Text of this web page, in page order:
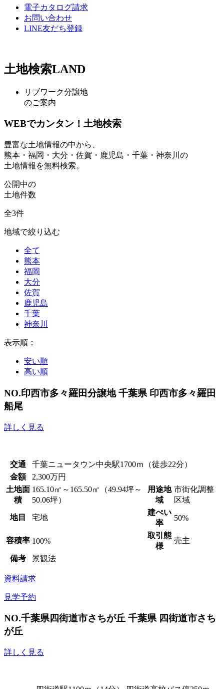
電子カタログ請求
お問い合わせ
LINE友だち登録
土地検索LAND
リブワーク分譲地
のご案内
WEBでカンタン！土地検索
豊富な土地情報の中から、
熊本・福岡・大分・佐賀・鹿児島・千葉・神奈川の
土地情報を無料検索。
公開中の
土地件数
全3件
地域で絞り込む
全て
熊本
福岡
大分
佐賀
鹿児島
千葉
神奈川
表示順：
安い順
高い順
NO.印西市多々羅田分譲地千葉県 印西市多々羅田
船尾
詳しく見る
交通
千葉ニュータウン中央駅1700ｍ（徒歩22分）
金額
2,300万円
土地面
積
165.10㎡～165.50㎡（49.94坪～
50.06坪）
用途地
域
市街化調整
区域
地目 宅地
建ぺい
率
50%
容積率 100%
取引態
様
売主
備考 景観法
資料請求
見学予約
NO.千葉県四街道市さちが丘 千葉県 四街道市さち
が丘
詳しく見る